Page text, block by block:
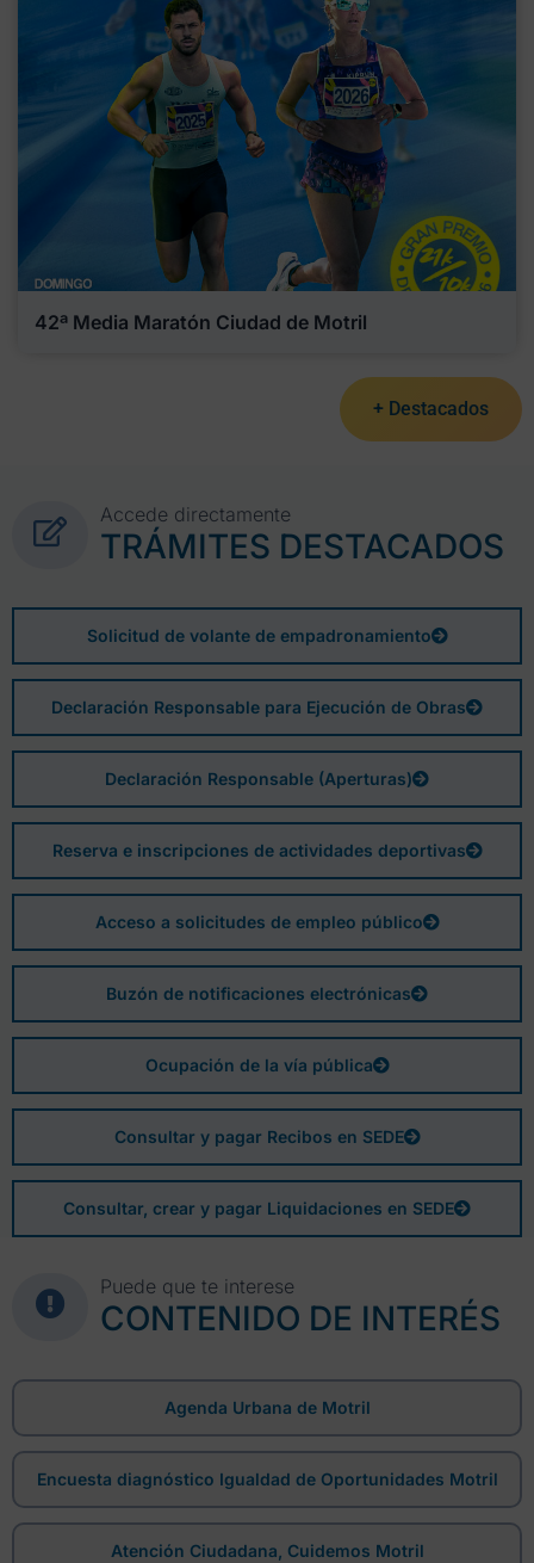
42ª Media Maratón Ciudad de Motril
+ Destacados
Accede directamente
TRÁMITES DESTACADOS
Solicitud de volante de empadronamiento
Declaración Responsable para Ejecución de Obras
Declaración Responsable (Aperturas)
Reserva e inscripciones de actividades deportivas
Acceso a solicitudes de empleo público
Buzón de notificaciones electrónicas
Ocupación de la vía pública
Consultar y pagar Recibos en SEDE
Consultar, crear y pagar Liquidaciones en SEDE
Puede que te interese
CONTENIDO DE INTERÉS
Agenda Urbana de Motril
Encuesta diagnóstico Igualdad de Oportunidades Motril
Atención Ciudadana, Cuidemos Motril